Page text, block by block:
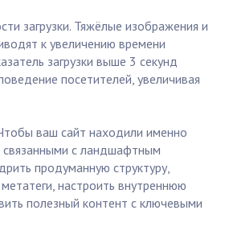
загрузки. Тяжёлые изображения и
к увеличению времени
загрузки выше 3 секунд
посетителей, увеличивая
ваш сайт находили именно
связанными с ландшафтным
продуманную структуру,
настроить внутреннюю
полезный контент с ключевыми